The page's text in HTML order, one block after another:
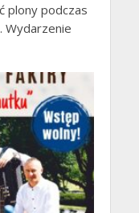
plony podczas
Wydarzenie